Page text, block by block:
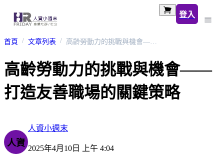
登入
首頁 文章列表 高齡勞動力的挑戰與機會——打造友善職場的關鍵策略
高齡勞動力的挑戰與機會——
打造友善職場的關鍵策略
人資
人資小週末
2025年4月10日 上午 4:04